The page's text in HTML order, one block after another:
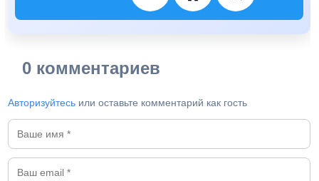
0 комментариев
Авторизуйтесь или оставьте комментарий как гость